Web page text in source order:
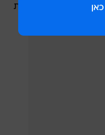
את יכולת ההשתלבות